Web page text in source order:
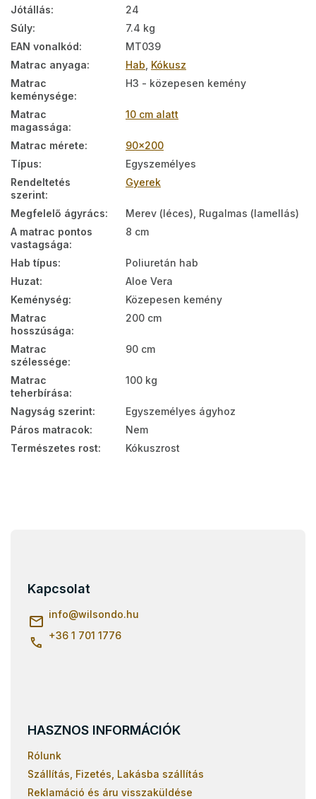
Jótállás:
24
Súly:
7.4 kg
EAN vonalkód:
MT039
Matrac anyaga: Hab Kókusz
Matrac
keménysége:
H3 - közepesen kemény
Matrac
magassága:
10 cm alatt
Matrac mérete:
90x200
Típus:
Egyszemélyes
Rendeltetés
szerint:
Gyerek
Megfelelő ágyrács:
Merev (léces), Rugalmas (lamellás)
A matrac pontos
vastagsága:
8 cm
Hab típus:
Poliuretán hab
Huzat:
Aloe Vera
Keménység:
Közepesen kemény
Matrac
hosszúsága:
200 cm
Matrac
szélessége:
90 cm
Matrac
teherbírása:
100 kg
Nagyság szerint:
Egyszemélyes ágyhoz
Páros matracok:
Nem
Természetes rost: Kókuszrost
Kapcsolat
info@wilsondo.hu
+36 1 701 1776
HASZNOS INFORMÁCIÓK
Rólunk
Szállítás, Fizetés, Lakásba szállítás
Reklamáció és áru visszaküldése